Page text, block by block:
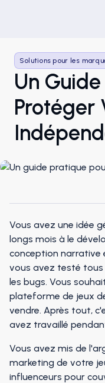
Solutions pour les
Un
Protéger
Vous avez une idée
longs mois à le
conception narrative
vous avez testé
les bugs. Vous
plateforme de jeux
vendre. Après tout,
avez travaillé
Vous avez mis de
marketing de votre
influenceurs pour